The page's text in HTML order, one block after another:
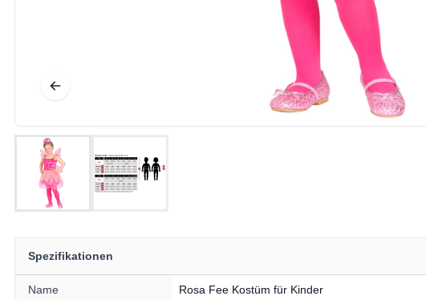
Spezifikationen
Name Rosa Fee Kostüm für Kinder